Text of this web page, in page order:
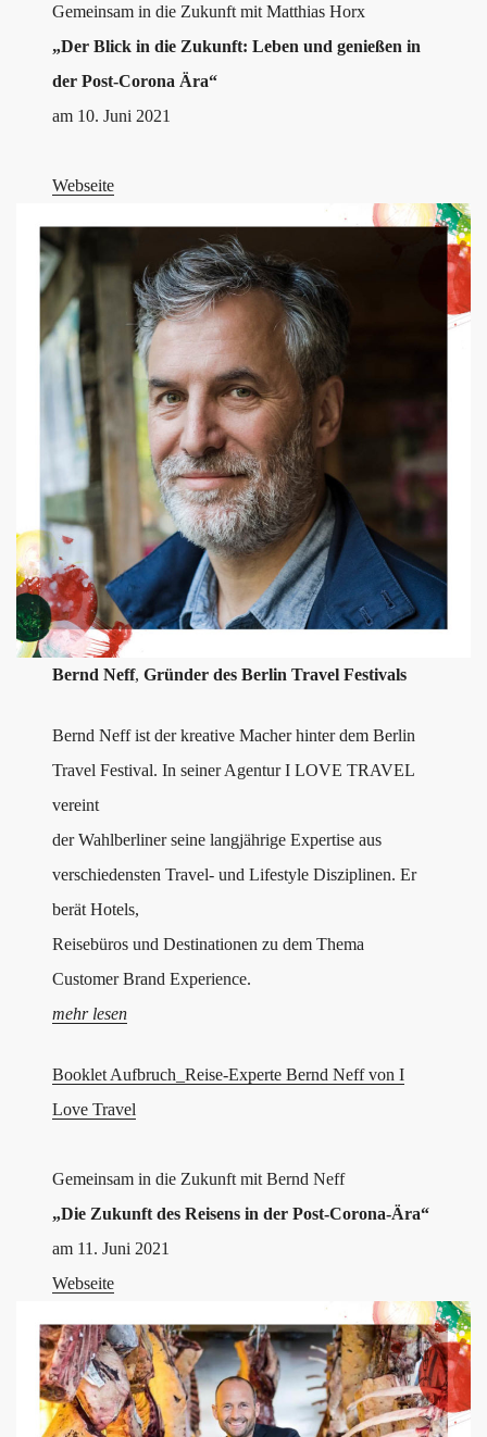
Gemeinsam in die Zukunft mit Matthias Horx
„Der Blick in die Zukunft: Leben und genießen in
der Post-Corona Ära“
am 10. Juni 2021
Webseite
Bernd Neff,Gründer des Berlin Travel Festivals
Bernd Neff ist der kreative Macher hinter dem Berlin
Travel Festival. In seiner Agentur I LOVE TRAVEL
vereint
der Wahlberliner seine langjährige Expertise aus
verschiedensten Travel- und Lifestyle Disziplinen. Er
berät Hotels,
Reisebüros und Destinationen zu dem Thema
Customer Brand Experience.
mehr lesen
Booklet Aufbruch_Reise-Experte Bernd Neff von I
Love Travel
Gemeinsam in die Zukunft mit Bernd Neff
„Die Zukunft des Reisens in der Post-Corona-Ära“
am 11. Juni 2021
Webseite